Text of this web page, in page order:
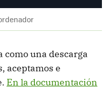
como una descarga
aceptamos e
En la documentación